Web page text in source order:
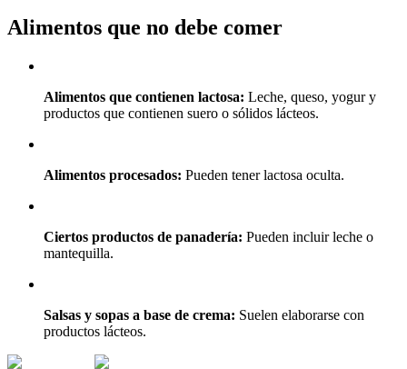
Alimentos que no debe comer
Alimentos que contienen lactosa: Leche, queso, yogur y
productos que contienen suero o sólidos lácteos.
Alimentos procesados: Pueden tener lactosa oculta.
Ciertos productos de panadería: Pueden incluir leche o
mantequilla.
Salsas y sopas a base de crema: Suelen elaborarse con
productos lácteos.